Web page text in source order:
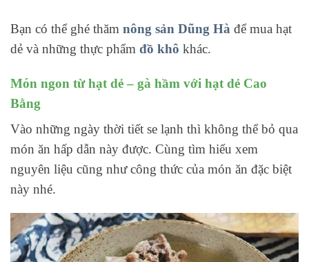
Bạn có thể ghé thăm nông sản Dũng Hà để mua hạt
dẻ và những thực phẩm đồ khô khác.
Món ngon từ hạt dẻ – gà hầm với hạt dẻ Cao
Bằng
Vào những ngày thời tiết se lạnh thì không thể bỏ qua
món ăn hấp dẫn này được. Cùng tìm hiểu xem
nguyên liệu cũng như công thức của món ăn đặc biệt
này nhé.